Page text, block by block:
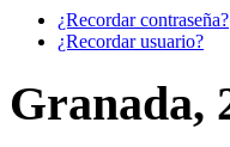
¿Recordar contraseña?
¿Recordar usuario?
Granada,